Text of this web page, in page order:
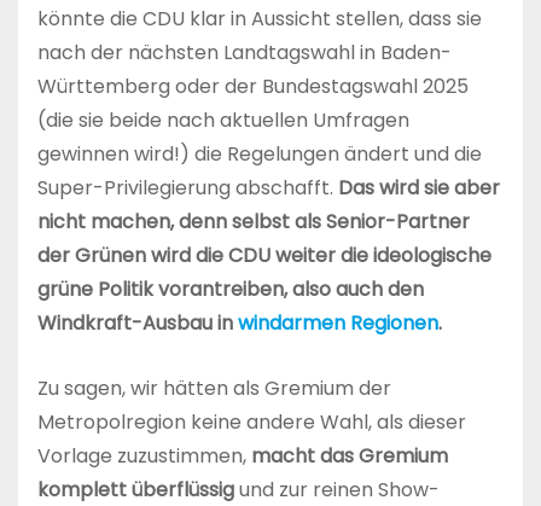
könnte die CDU klar in Aussicht stellen, dass sie
nach der nächsten Landtagswahl in Baden-
Württemberg oder der Bundestagswahl 2025
(die sie beide nach aktuellen Umfragen
gewinnen wird!) die Regelungen ändert und die
Super-Privilegierung abschafft. Das wird sie aber
nicht machen, denn selbst als Senior-Partner
der Grünen wird die CDU weiter die ideologische
grüne Politik vorantreiben, also auch den
Windkraft-Ausbau inwindarmen Regionen.
Zu sagen, wir hätten als Gremium der
Metropolregion keine andere Wahl, als dieser
Vorlage zuzustimmen, macht das Gremium
komplett überflüssigund zur reinen Show-